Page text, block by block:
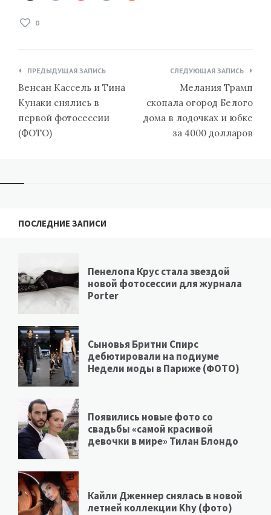
0
Навигация
по
записям
ПРЕДЫДУЩАЯ ЗАПИСЬ
Венсан Кассель и Тина
Кунаки снялись в
первой фотосессии
(ФОТО)
СЛЕДУЮЩАЯ ЗАПИСЬ
Мелания Трамп
скопала огород Белого
дома в лодочках и юбке
за 4000 долларов
ПОСЛЕДНИЕ ЗАПИСИ
Пенелопа Крус стала звездой
новой фотосессии для журнала
Porter
Сыновья Бритни Спирс
дебютировали на подиуме
Недели моды в Париже (ФОТО)
Появились новые фото со
свадьбы «самой красивой
девочки в мире» Тилан Блондо
Кайли Дженнер снялась в новой
летней коллекции Khy (фото)